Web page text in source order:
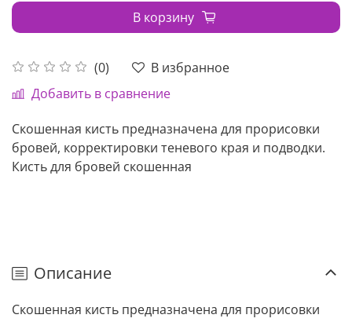
(0)
В избранное
Добавить в сравнение
В корзину
Скошенная кисть предназначена для прорисовки
бровей, корректировки теневого края и подводки.
Кисть для бровей скошенная
Описание
Скошенная кисть предназначена для прорисовки